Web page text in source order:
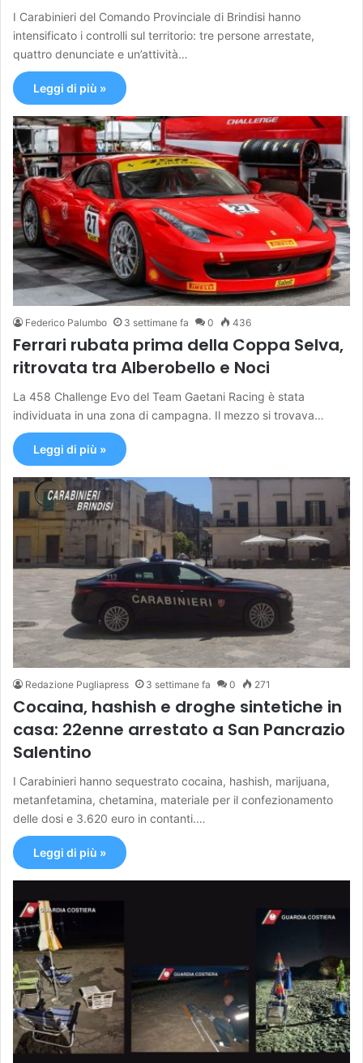
I Carabinieri del Comando Provinciale di Brindisi hanno
intensificato i controlli sul territorio: tre persone arrestate,
quattro denunciate e un’attività…
Leggi di più »
Federico Palumbo 3 settimane fa 0 436
Ferrari rubata prima della Coppa Selva,
ritrovata tra Alberobello e Noci
La 458 Challenge Evo del Team Gaetani Racing è stata
individuata in una zona di campagna. Il mezzo si trovava…
Leggi di più »
Redazione Pugliapress 3 settimane fa 0 271
Cocaina, hashish e droghe sintetiche in
casa: 22enne arrestato a San Pancrazio
Salentino
I Carabinieri hanno sequestrato cocaina, hashish, marijuana,
metanfetamina, chetamina, materiale per il confezionamento
delle dosi e 3.620 euro in contanti.…
Leggi di più »